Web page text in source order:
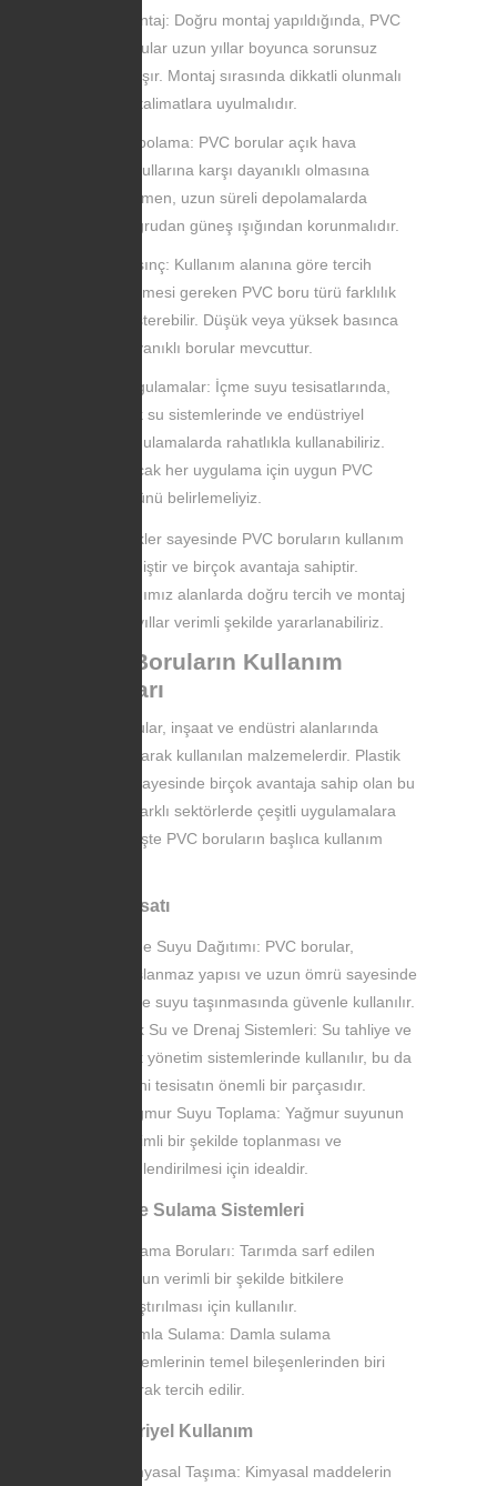
Montaj: Doğru montaj yapıldığında, PVC
borular uzun yıllar boyunca sorunsuz
çalışır. Montaj sırasında dikkatli olunmalı
ve talimatlara uyulmalıdır.
Depolama: PVC borular açık hava
koşullarına karşı dayanıklı olmasına
rağmen, uzun süreli depolamalarda
doğrudan güneş ışığından korunmalıdır.
Basınç: Kullanım alanına göre tercih
edilmesi gereken PVC boru türü farklılık
gösterebilir. Düşük veya yüksek basınca
dayanıklı borular mevcuttur.
Uygulamalar: İçme suyu tesisatlarında,
atık su sistemlerinde ve endüstriyel
uygulamalarda rahatlıkla kullanabiliriz.
Ancak her uygulama için uygun PVC
türünü belirlemeliyiz.
Bu özellikler sayesinde PVC boruların kullanım
alanı geniştir ve birçok avantaja sahiptir.
Kullandığımız alanlarda doğru tercih ve montaj
ile uzun yıllar verimli şekilde yararlanabiliriz.
PVC Boruların Kullanım
Alanları
PVC borular, inşaat ve endüstri alanlarında
yaygın olarak kullanılan malzemelerdir. Plastik
yapıları sayesinde birçok avantaja sahip olan bu
borular, farklı sektörlerde çeşitli uygulamalara
sahiptir. İşte PVC boruların başlıca kullanım
Su Tesisatı
İçme Suyu Dağıtımı: PVC borular,
paslanmaz yapısı ve uzun ömrü sayesinde
içme suyu taşınmasında güvenle kullanılır.
Atık Su ve Drenaj Sistemleri: Su tahliye ve
atık yönetim sistemlerinde kullanılır, bu da
sıhhi tesisatın önemli bir parçasıdır.
Yağmur Suyu Toplama: Yağmur suyunun
verimli bir şekilde toplanması ve
yönlendirilmesi için idealdir.
Tarım ve Sulama Sistemleri
Sulama Boruları: Tarımda sarf edilen
suyun verimli bir şekilde bitkilere
ulaştırılması için kullanılır.
Damla Sulama: Damla sulama
sistemlerinin temel bileşenlerinden biri
olarak tercih edilir.
Endüstriyel Kullanım
Kimyasal Taşıma: Kimyasal maddelerin